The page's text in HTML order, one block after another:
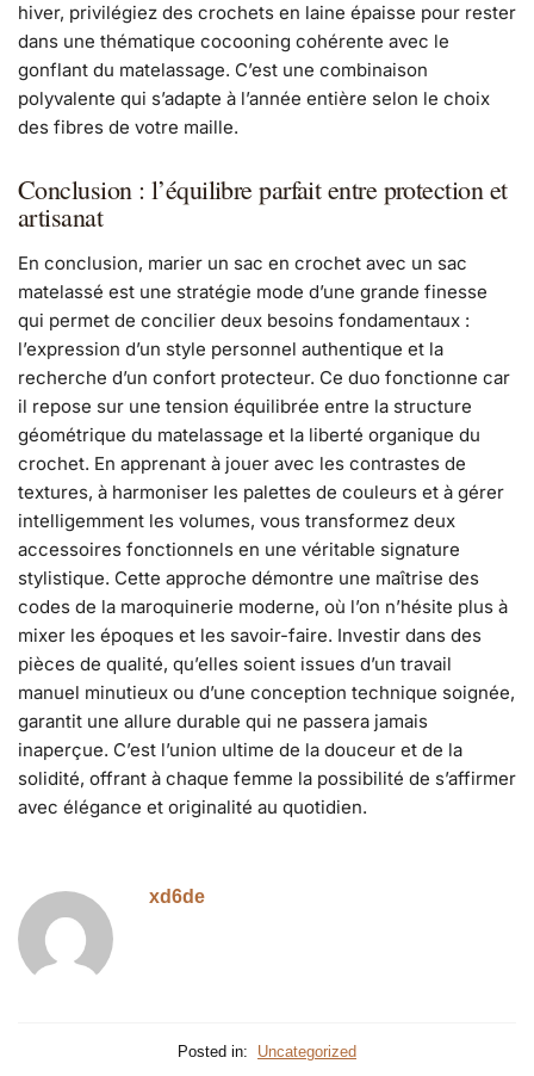
hiver, privilégiez des crochets en laine épaisse pour rester
dans une thématique cocooning cohérente avec le
gonflant du matelassage. C’est une combinaison
polyvalente qui s’adapte à l’année entière selon le choix
des fibres de votre maille.
Conclusion : l’équilibre parfait entre protection et
artisanat
En conclusion, marier un sac en crochet avec un sac
matelassé est une stratégie mode d’une grande finesse
qui permet de concilier deux besoins fondamentaux :
l’expression d’un style personnel authentique et la
recherche d’un confort protecteur. Ce duo fonctionne car
il repose sur une tension équilibrée entre la structure
géométrique du matelassage et la liberté organique du
crochet. En apprenant à jouer avec les contrastes de
textures, à harmoniser les palettes de couleurs et à gérer
intelligemment les volumes, vous transformez deux
accessoires fonctionnels en une véritable signature
stylistique. Cette approche démontre une maîtrise des
codes de la maroquinerie moderne, où l’on n’hésite plus à
mixer les époques et les savoir-faire. Investir dans des
pièces de qualité, qu’elles soient issues d’un travail
manuel minutieux ou d’une conception technique soignée,
garantit une allure durable qui ne passera jamais
inaperçue. C’est l’union ultime de la douceur et de la
solidité, offrant à chaque femme la possibilité de s’affirmer
avec élégance et originalité au quotidien.
xd6de
Posted in: Uncategorized